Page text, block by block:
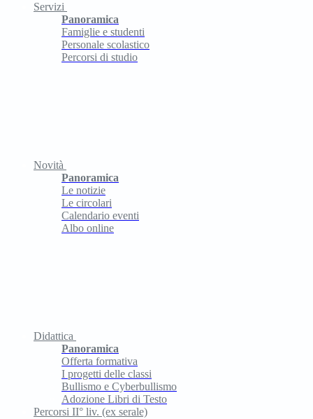
Servizi
Panoramica
Famiglie e studenti
Personale scolastico
Percorsi di studio
Novità
Panoramica
Le notizie
Le circolari
Calendario eventi
Albo online
Didattica
Panoramica
Offerta formativa
I progetti delle classi
Bullismo e Cyberbullismo
Adozione Libri di Testo
Percorsi II° liv. (ex serale)